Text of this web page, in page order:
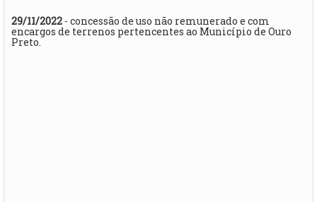
29/11/2022 - concessão de uso não remunerado e com
encargos de terrenos pertencentes ao Município de Ouro
Preto.